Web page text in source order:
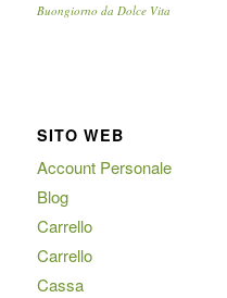
Buongiorno da Dolce Vita
SITO WEB
Account Personale
Blog
Carrello
Carrello
Cassa